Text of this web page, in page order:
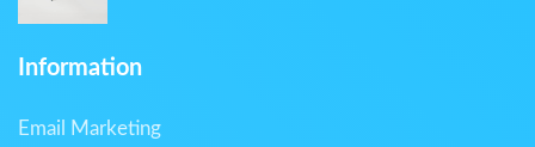
Information
Email Marketing